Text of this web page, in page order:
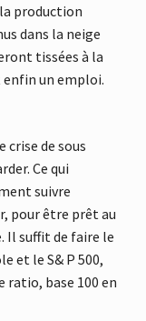
production
dans la neige
tissées à la
un emploi.
crise de sous
Ce qui
suivre
pour être prêt au
Il suffit de faire le
et le S& P 500,
ratio, base 100 en